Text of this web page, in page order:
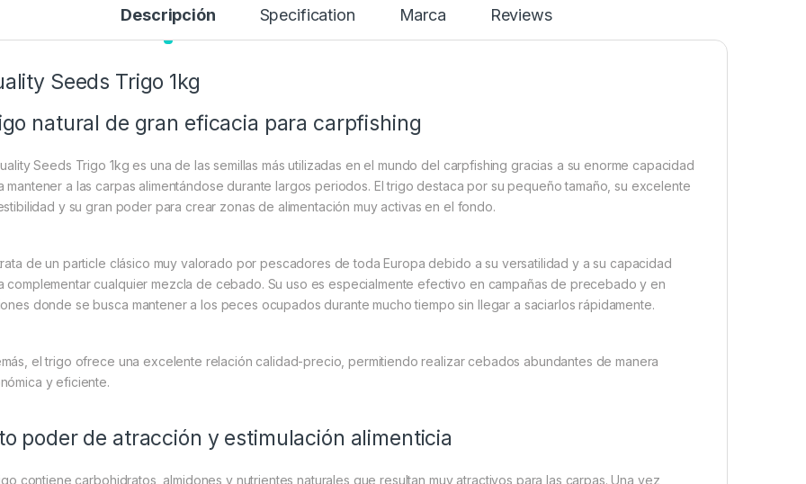
Descripción Specification Marca Reviews
Seeds Trigo 1kg
natural de gran eficacia para carpfishing
Seeds Trigo 1kg es una de las semillas más utilizadas en el mundo del carpfishing gracias a su enorme capacidad
mantener a las carpas alimentándose durante largos periodos. El trigo destaca por su pequeño tamaño, su excelente
y su gran poder para crear zonas de alimentación muy activas en el fondo.
de un particle clásico muy valorado por pescadores de toda Europa debido a su versatilidad y a su capacidad
complementar cualquier mezcla de cebado. Su uso es especialmente efectivo en campañas de precebado y en
donde se busca mantener a los peces ocupados durante mucho tiempo sin llegar a saciarlos rápidamente.
el trigo ofrece una excelente relación calidad-precio, permitiendo realizar cebados abundantes de manera
y eficiente.
poder de atracción y estimulación alimenticia
contiene carbohidratos, almidones y nutrientes naturales que resultan muy atractivos para las carpas. Una vez